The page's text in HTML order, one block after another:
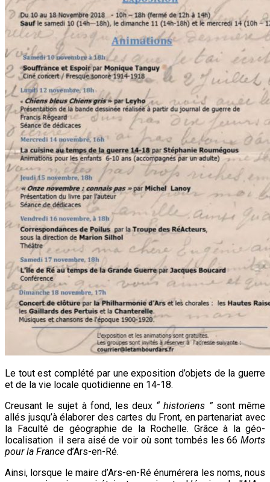
Le tout est complété par une exposition d’objets de la guerre
et de la vie locale quotidienne en 14-18.
Creusant le sujet à fond, les deux “ historiens ”sont même
allés jusqu’à élaborer des cartes du Front, en partenariat avec
la Faculté de géographie de la Rochelle. Grâce à la géo-
localisation il sera aisé de voir où sont tombés les 66 Morts
pour la France d’Ars-en-Ré.
Ainsi, lorsque le maire d’Ars-en-Ré énumérera les noms, nous